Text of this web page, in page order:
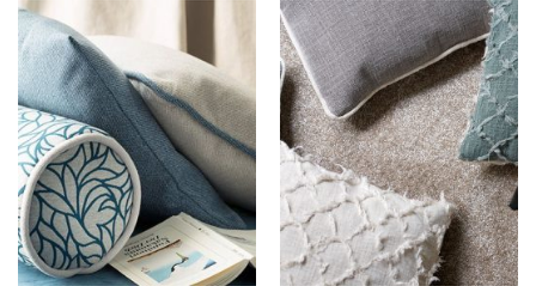
Optionen
Produktseite
gewählt
werden
können
auf
der
gewählt
werden